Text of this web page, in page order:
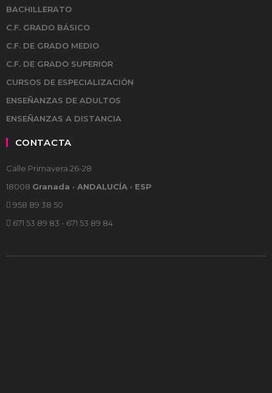
BACHILLERATO
C.F. GRADO BÁSICO
C.F. DE GRADO MEDIO
C.F. DE GRADO SUPERIOR
CURSOS DE ESPECIALIZACIÓN
ENSEÑANZAS DE ADULTOS
ENSEÑANZAS A DISTANCIA
CONTACTA
Calle Primavera 26-28
18008 Granada · ANDALUCÍA · ESP
958 89 38 50
671 53 89 83 - 671 53 89 84